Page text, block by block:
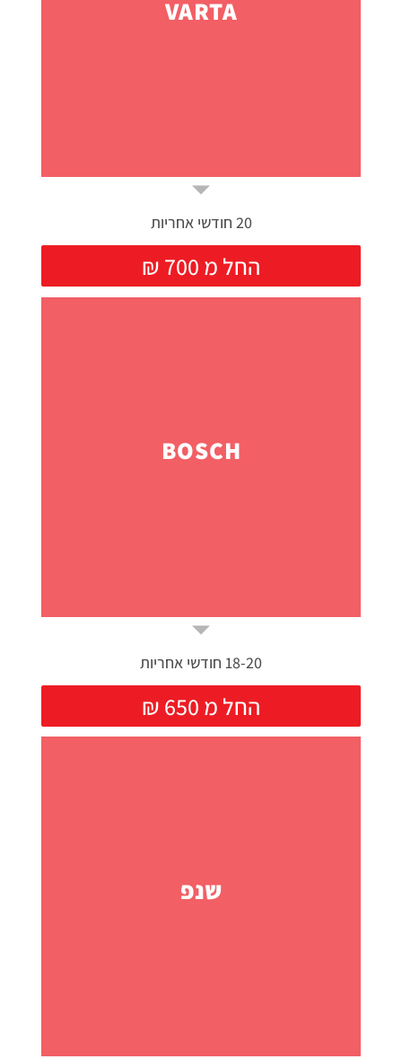
VARTA
20 חודשי אחריות
₪ החל מ 700
BOSCH
18-20 חודשי אחריות
₪ החל מ 650
שנפ